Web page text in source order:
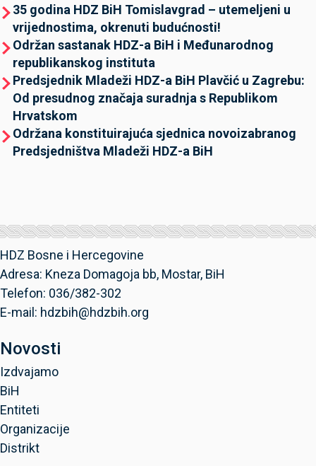
35 godina HDZ BiH Tomislavgrad – utemeljeni u
vrijednostima, okrenuti budućnosti!
Održan sastanak HDZ-a BiH i Međunarodnog
republikanskog instituta
Predsjednik Mladeži HDZ-a BiH Plavčić u Zagrebu:
Od presudnog značaja suradnja s Republikom
Hrvatskom
Održana konstituirajuća sjednica novoizabranog
Predsjedništva Mladeži HDZ-a BiH
HDZ Bosne i Hercegovine
Adresa: Kneza Domagoja bb, Mostar, BiH
Telefon: 036/382-302
E-mail: hdzbih@hdzbih.org
Novosti
Izdvajamo
BiH
Entiteti
Organizacije
Distrikt